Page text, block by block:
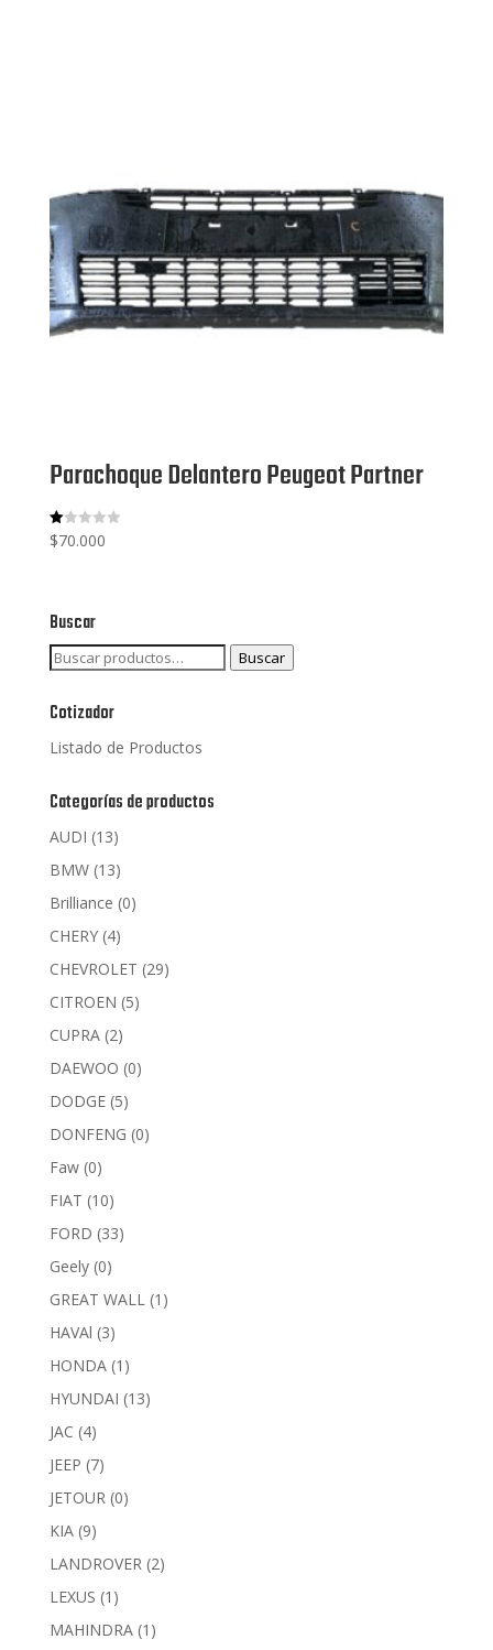
Parachoque Delantero Peugeot Partner
V
al
n
1.
00
de
5
$70.000
Buscar
Buscar
Buscar
Cotizador
Listado de Productos
Categorías de productos
AUDI (13)
BMW (13)
Brilliance (0)
CHERY (4)
CHEVROLET (29)
CITROEN (5)
CUPRA (2)
DAEWOO (0)
DODGE (5)
DONFENG (0)
Faw (0)
FIAT (10)
FORD (33)
Geely (0)
GREAT WALL (1)
HAVAl (3)
HONDA (1)
HYUNDAI (13)
JAC (4)
JEEP (7)
JETOUR (0)
KIA (9)
LANDROVER (2)
LEXUS (1)
MAHINDRA (1)